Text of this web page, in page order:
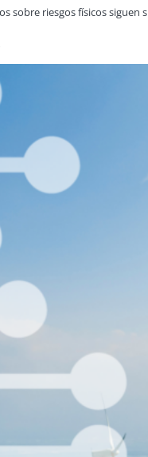
sobre riesgos físicos siguen